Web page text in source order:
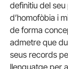
definitiu del
d’homofòbia i
de forma
admetre que
seus records